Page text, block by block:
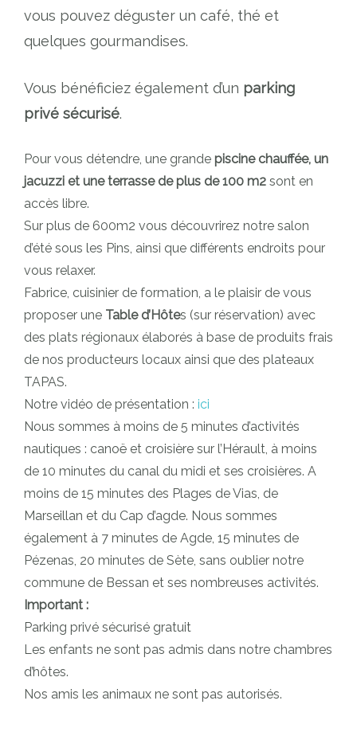
vous pouvez déguster un café, thé et
quelques gourmandises.
Vous bénéficiez également d’un parking
privé sécurisé.
Pour vous détendre, une grande piscine chauffée, un
jacuzzi et une terrasse de plus de 100 m2 sont en
accès libre.
Sur plus de 600m2 vous découvrirez notre salon
d’été sous les Pins, ainsi que différents endroits pour
vous relaxer.
Fabrice, cuisinier de formation, a le plaisir de vous
proposer une Table d’Hôtes (sur réservation) avec
des plats régionaux élaborés à base de produits frais
de nos producteurs locaux ainsi que des plateaux
TAPAS.
Notre vidéo de présentation : ici
Nous sommes à moins de 5 minutes d’activités
nautiques : canoë et croisière sur l’Hérault, à moins
de 10 minutes du canal du midi et ses croisières. A
moins de 15 minutes des Plages de Vias, de
Marseillan et du Cap d’agde. Nous sommes
également à 7 minutes de Agde, 15 minutes de
Pézenas, 20 minutes de Sète, sans oublier notre
commune de Bessan et ses nombreuses activités.
Important :
Parking privé sécurisé gratuit
Les enfants ne sont pas admis dans notre chambres
d’hôtes.
Nos amis les animaux ne sont pas autorisés.